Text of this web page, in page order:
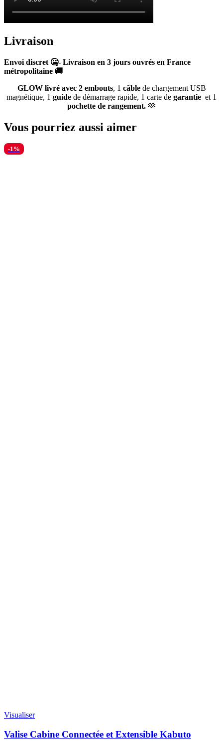
Livraison
Envoi discret 🤐- Livraison en 3 jours ouvrés en France
métropolitaine 🚚
GLOW livré avec 2 embouts, 1 câblede chargement USB
magnétique, 1 guide de démarrage rapide, 1 carte de garantie et 1
pochette de rangement. 🫶
Vous pourriez aussi aimer
-1%
Visualiser
Valise Cabine Connectée et Extensible Kabuto